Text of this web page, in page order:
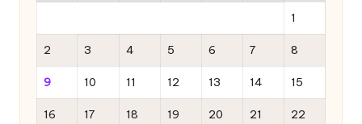
1
2 3 4 5 6 7 8
9 10 11 12 13 14 15
16 17 18 19 20 21 22